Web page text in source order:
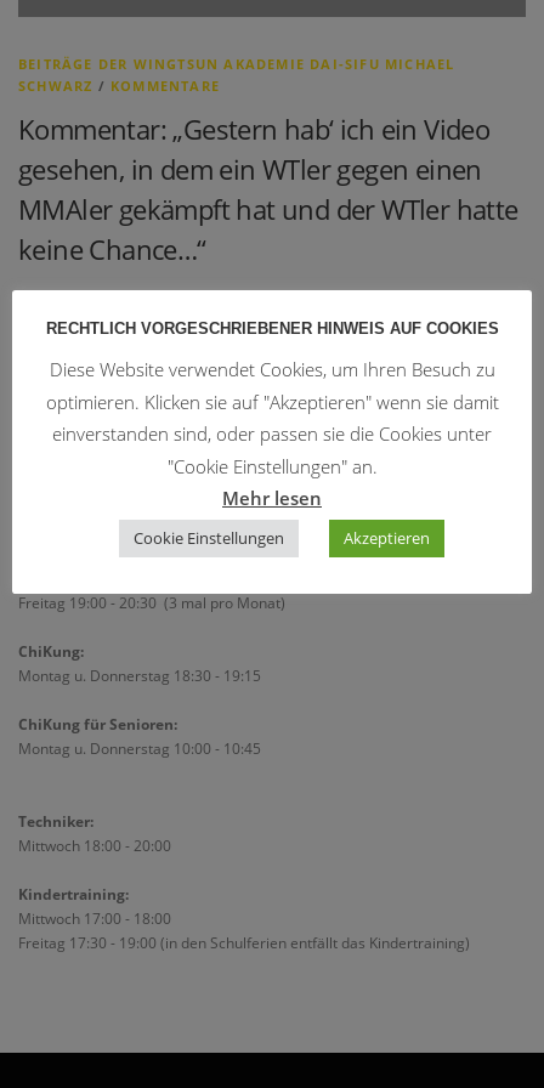
BEITRÄGE DER WINGTSUN AKADEMIE DAI-SIFU MICHAEL
SCHWARZ / KOMMENTARE
Kommentar: „Gestern hab‘ ich ein Video
gesehen, in dem ein WTler gegen einen
MMAler gekämpft hat und der WTler hatte
keine Chance…“
Im Internet – explizit auf YouTube – finden sich immer wieder Videos, in
denen verschiedene Kampfstile gegeneinander antreten und es zum
Trainingszeiten
Montag u. Donnerstag 19:15 - 20:45
Freitag 19:00 - 20:30 (3 mal pro Monat)
ChiKung:
Montag u. Donnerstag 18:30 - 19:15
ChiKung für Senioren:
Montag u. Donnerstag 10:00 - 10:45
Techniker:
Mittwoch 18:00 - 20:00
Kindertraining:
Mittwoch 17:00 - 18:00
Freitag 17:30 - 19:00 (in den Schulferien entfällt das Kindertraining)
RECHTLICH VORGESCHRIEBENER HINWEIS AUF COOKIES
Diese Website verwendet Cookies, um Ihren Besuch zu
optimieren. Klicken sie auf "Akzeptieren" wenn sie damit
einverstanden sind, oder passen sie die Cookies unter
"Cookie Einstellungen" an.
Mehr lesen
Cookie Einstellungen Akzeptieren